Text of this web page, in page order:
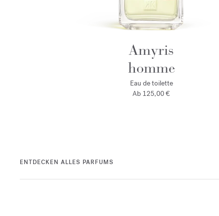
Amyris
homme
Eau de toilette
Ab 125,00 €
ENTDECKEN ALLES PARFUMS